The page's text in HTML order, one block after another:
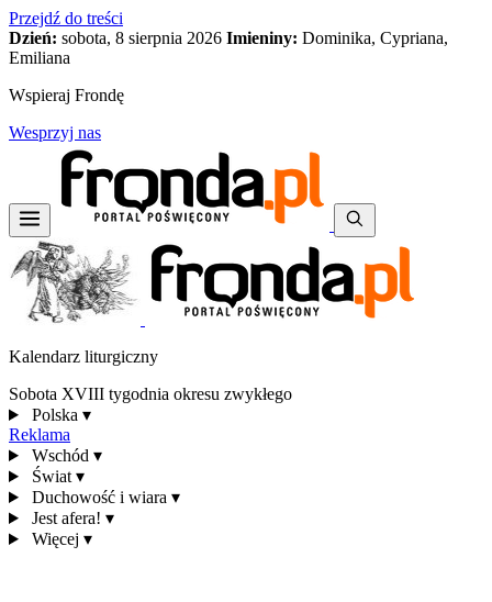
Przejdź do treści
Dzień: sobota, 8 sierpnia 2026 Imieniny: Dominika, Cypriana,
Emiliana
Wspieraj Frondę
Wesprzyj nas
Kalendarz liturgiczny
Sobota XVIII tygodnia okresu zwykłego
Polska ▾
Reklama
Wschód ▾
Świat ▾
Duchowość i wiara ▾
Jest afera! ▾
Więcej ▾